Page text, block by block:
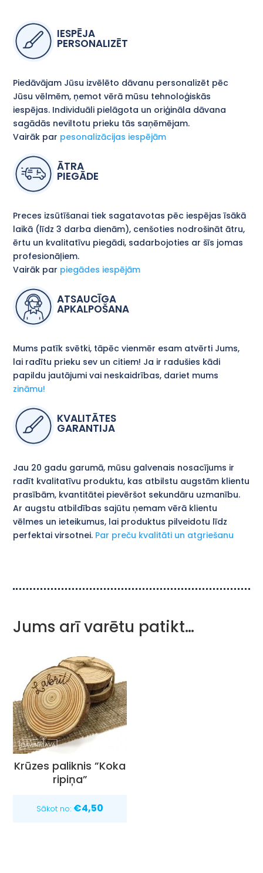
IESPĒJA
PERSONALIZĒT
Piedāvājam Jūsu izvēlēto dāvanu personalizēt pēc
Jūsu vēlmēm, ņemot vērā mūsu tehnoloģiskās
iespējas. Individuāli pielāgota un oriģināla dāvana
sagādās neviltotu prieku tās saņēmējam.
Vairāk par pesonalizācijas iespējām
ĀTRA
PIEGĀDE
Preces izsūtīšanai tiek sagatavotas pēc iespējas īsākā
laikā (līdz 3 darba dienām), cenšoties nodrošināt ātru,
ērtu un kvalitatīvu piegādi, sadarbojoties ar šīs jomas
profesionāļiem.
Vairāk par piegādes iespējām
ATSAUCĪGA
APKALPOŠANA
Mums patīk svētki, tāpēc vienmēr esam atvērti Jums,
lai radītu prieku sev un citiem! Ja ir radušies kādi
papildu jautājumi vai neskaidrības, dariet mums
zināmu!
KVALITĀTES
GARANTIJA
Jau 20 gadu garumā, mūsu galvenais nosacījums ir
radīt kvalitatīvu produktu, kas atbilstu augstām klientu
prasībām, kvantitātei pievēršot sekundāru uzmanību.
Ar augstu atbildības sajūtu ņemam vērā klientu
vēlmes un ieteikumus, lai produktus pilveidotu līdz
perfektai virsotnei. Par preču kvalitāti un atgriešanu
Jums arī varētu patikt…
Krūzes paliknis ”Koka
ripiņa”
Sākot no: €4,50